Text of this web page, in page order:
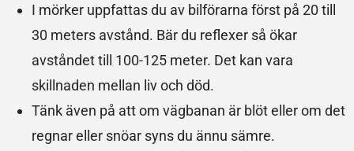
I mörker uppfattas du av bilförarna först på 20 till
30 meters avstånd. Bär du reflexer så ökar
avståndet till 100-125 meter. Det kan vara
skillnaden mellan liv och död.
Tänk även på att om vägbanan är blöt eller om det
regnar eller snöar syns du ännu sämre.